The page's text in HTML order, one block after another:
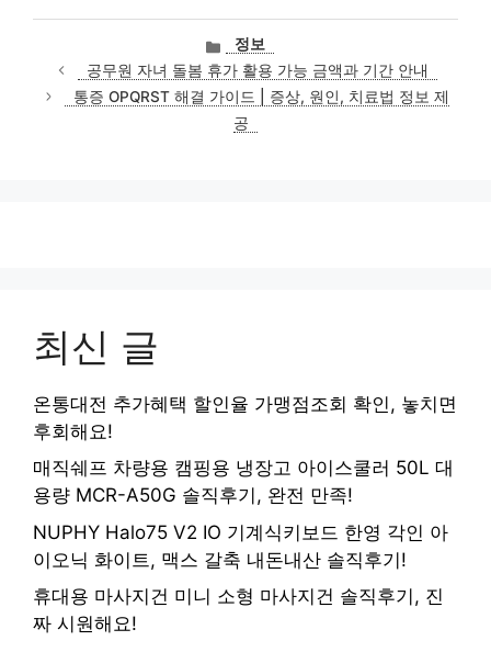
카
테
고
리
정보
공무원 자녀 돌봄 휴가 활용 가능 금액과 기간 안내
통증 OPQRST 해결 가이드 | 증상, 원인, 치료법 정보 제
공
최신 글
온통대전 추가혜택 할인율 가맹점조회 확인, 놓치면
후회해요!
매직쉐프 차량용 캠핑용 냉장고 아이스쿨러 50L 대
용량 MCR-A50G 솔직후기, 완전 만족!
NUPHY Halo75 V2 IO 기계식키보드 한영 각인 아
이오닉 화이트, 맥스 갈축 내돈내산 솔직후기!
휴대용 마사지건 미니 소형 마사지건 솔직후기, 진
짜 시원해요!